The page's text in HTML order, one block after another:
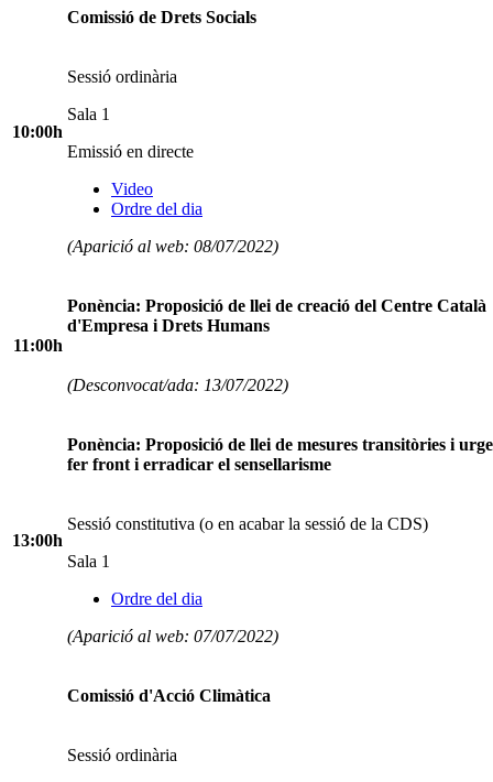
10:00h
Comissió de Drets Socials
Sessió ordinària
Sala 1
Emissió en directe
Video
Ordre del dia
(Aparició al web: 08/07/2022)
11:00h
Ponència: Proposició de llei de creació del Centre Català
d'Empresa i Drets Humans
(Desconvocat/ada: 13/07/2022)
13:00h
Ponència: Proposició de llei de mesures transitòries i
fer front i erradicar el sensellarisme
Sessió constitutiva (o en acabar la sessió de la CDS)
Sala 1
Ordre del dia
(Aparició al web: 07/07/2022)
Comissió d'Acció Climàtica
Sessió ordinària